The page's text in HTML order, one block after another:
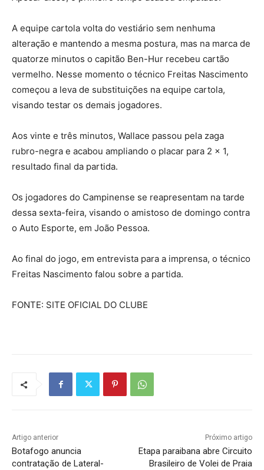
A equipe cartola volta do vestiário sem nenhuma
alteração e mantendo a mesma postura, mas na marca de
quatorze minutos o capitão Ben-Hur recebeu cartão
vermelho. Nesse momento o técnico Freitas Nascimento
começou a leva de substituições na equipe cartola,
visando testar os demais jogadores.
Aos vinte e três minutos, Wallace passou pela zaga
rubro-negra e acabou ampliando o placar para 2 x 1,
resultado final da partida.
Os jogadores do Campinense se reapresentam na tarde
dessa sexta-feira, visando o amistoso de domingo contra
o Auto Esporte, em João Pessoa.
Ao final do jogo, em entrevista para a imprensa, o técnico
Freitas Nascimento falou sobre a partida.
FONTE: SITE OFICIAL DO CLUBE
Artigo anterior
Botafogo anuncia
contratação de Lateral-
Próximo artigo
Etapa paraibana abre Circuito
Brasileiro de Volei de Praia